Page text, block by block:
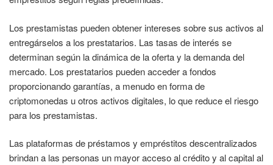
Los prestamistas pueden obtener intereses sobre sus activos al
entregárselos a los prestatarios. Las tasas de interés se
determinan según la dinámica de la oferta y la demanda del
mercado. Los prestatarios pueden acceder a fondos
proporcionando garantías, a menudo en forma de
criptomonedas u otros activos digitales, lo que reduce el riesgo
para los prestamistas.
Las plataformas de préstamos y empréstitos descentralizados
brindan a las personas un mayor acceso al crédito y al capital al